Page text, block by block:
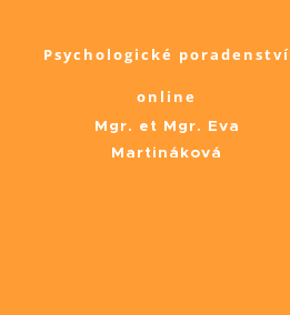
Psychologické poradenství
online
Mgr. et Mgr. Eva
Martináková